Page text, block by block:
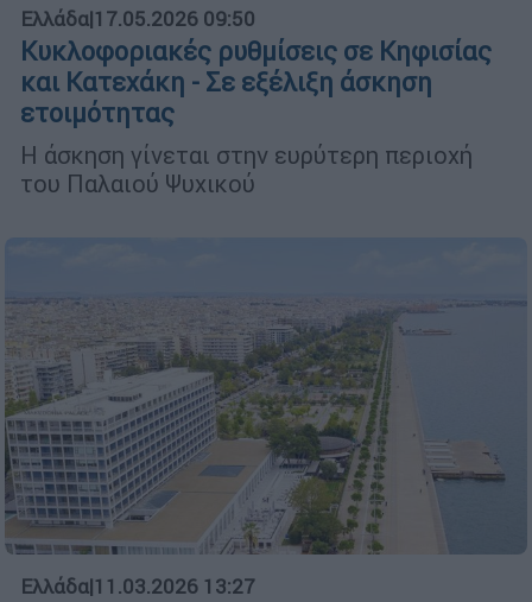
Ελλάδα|17.05.2026 09:50
Κυκλοφοριακές ρυθμίσεις σε Κηφισίας
και Κατεχάκη - Σε εξέλιξη άσκηση
ετοιμότητας
Η άσκηση γίνεται στην ευρύτερη περιοχή
του Παλαιού Ψυχικού
Ελλάδα|11.03.2026 13:27